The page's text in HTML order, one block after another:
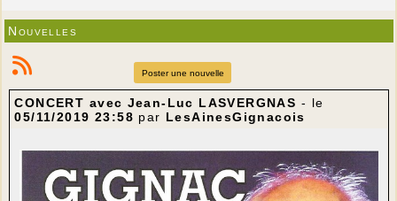
Nouvelles
Poster une nouvelle
CONCERT avec Jean-Luc LASVERGNAS - le
05/11/2019 23:58 par LesAinesGignacois